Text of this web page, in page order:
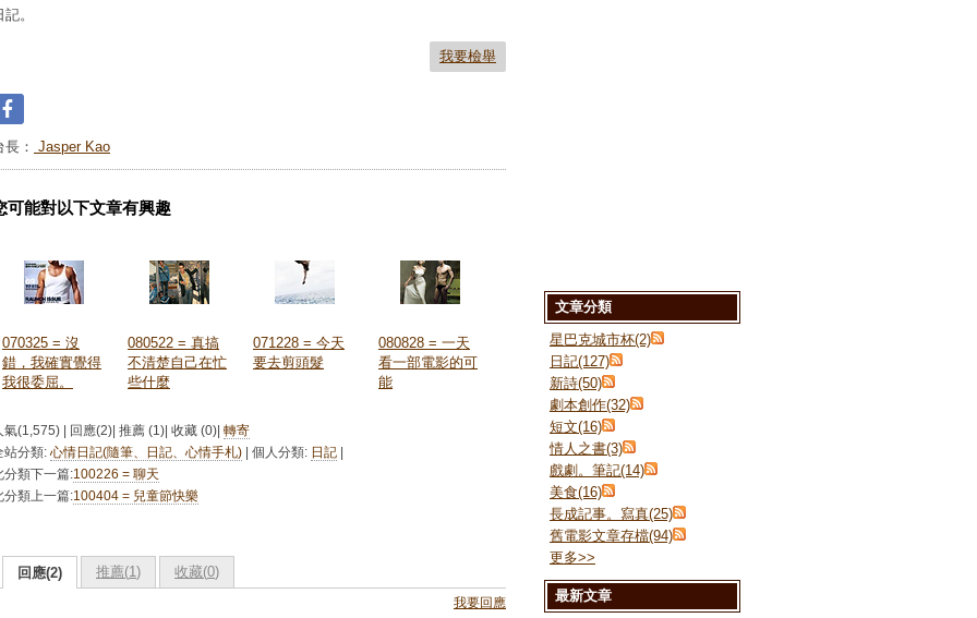
記。
我要檢舉
長： Jasper Kao
可能對以下文章有興趣
070325 = 沒
錯，我確實覺得
我很委屈。
080522 = 真搞
不清楚自己在忙
些什麼
071228 = 今天
要去剪頭髮
080828 = 一天
看一部電影的可
能
氣(1,575) | 回應(2)| 推薦 (1)| 收藏 (0)| 轉寄
站分類: 心情日記(隨筆、日記、心情手札) | 個人分類: 日記 |
分類下一篇:100226 = 聊天
分類上一篇:100404 = 兒童節快樂
回應(2) 推薦(1 ) 收藏(0)
我要回應
文章分類
星巴克城市杯(2)
日記(127)
新詩(50)
劇本創作(32)
短文(16)
情人之書(3)
戲劇。筆記(14)
美食(16)
長成記事。寫真(25)
舊電影文章存檔(94)
更多>>
最新文章